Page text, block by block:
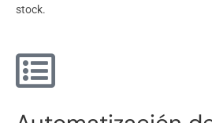
stock.